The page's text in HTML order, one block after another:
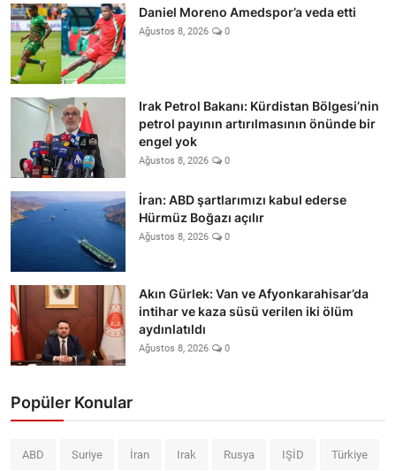
Daniel Moreno Amedspor’a veda etti
Ağustos 8, 2026 0
Irak Petrol Bakanı: Kürdistan Bölgesi’nin
petrol payının artırılmasının önünde bir
engel yok
Ağustos 8, 2026 0
İran: ABD şartlarımızı kabul ederse
Hürmüz Boğazı açılır
Ağustos 8, 2026 0
Akın Gürlek: Van ve Afyonkarahisar’da
intihar ve kaza süsü verilen iki ölüm
aydınlatıldı
Ağustos 8, 2026 0
Popüler Konular
ABD Suriye İran Irak Rusya IŞİD Türkiye